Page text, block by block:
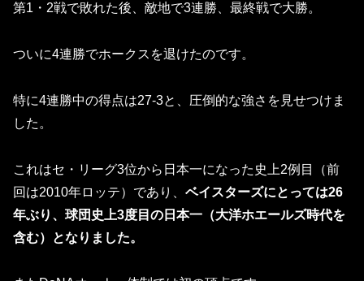
第1・2戦で敗れた後、敵地で3連勝、最終戦で大勝。
ついに4連勝でホークスを退けたのです。
特に4連勝中の得点は27-3と、圧倒的な強さを見せつけま
した。
これはセ・リーグ3位から日本一になった史上2例目（前
回は2010年ロッテ）であり、 ベイスターズにとっては26
年ぶり、球団史上3度目の日本一（大洋ホエールズ時代を
含む）となりました。